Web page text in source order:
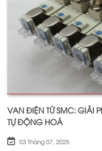
VAN ĐIỆN TỪ SMC: GIẢI
TỰ ĐỘNG HOÁ
03 Tháng 07, 2025